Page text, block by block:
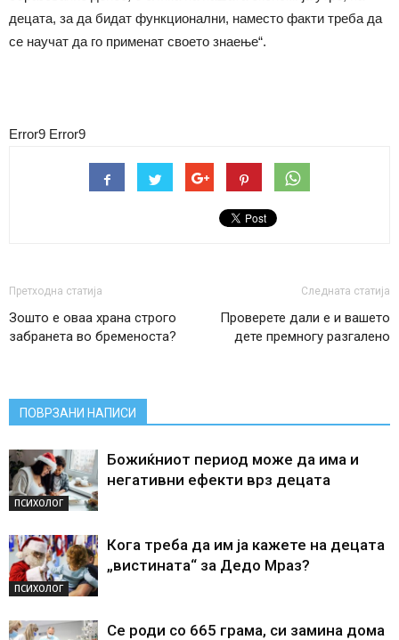
децата, за да бидат функционални, наместо факти треба да
се научат да го применат своето знаење“.
Error9 Error9
Претходна статија
Зошто е оваа храна строго
забранета во бременоста?
Следната статија
Проверете дали е и вашето
дете премногу разгалено
ПОВРЗАНИ НАПИСИ
ПСИХОЛОГ
Божиќниот период може да има и
негативни ефекти врз децата
ПСИХОЛОГ
Кога треба да им ја кажете на децата
„вистината“ за Дедо Мраз?
Се роди со 665 грама, си замина дома